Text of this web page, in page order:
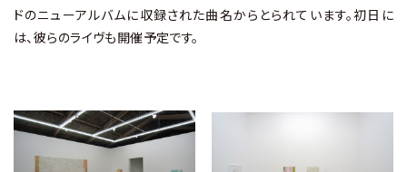
ドのニューアルバムに収録された曲名からとられています。初日に
は、彼らのライヴも開催予定です。